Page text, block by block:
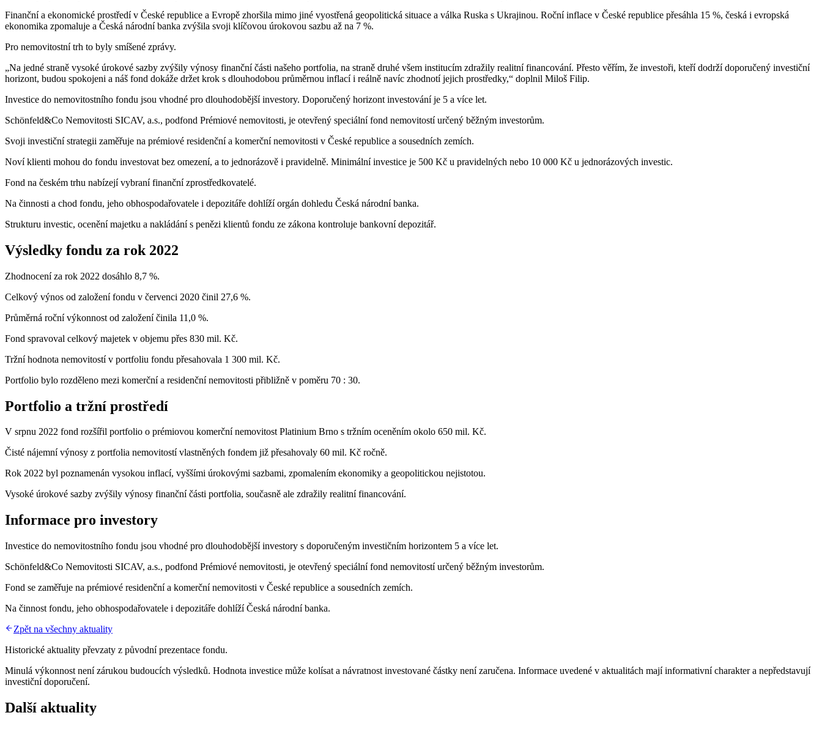
Finanční a ekonomické prostředí v České republice a Evropě zhoršila mimo jiné vyostřená geopolitická situace a válka Ruska s Ukrajinou. Roční inflace v České republice přesáhla 15 %, česká i evropská
ekonomika zpomaluje a Česká národní banka zvýšila svoji klíčovou úrokovou sazbu až na 7 %.
Pro nemovitostní trh to byly smíšené zprávy.
„Na jedné straně vysoké úrokové sazby zvýšily výnosy finanční části našeho portfolia, na straně druhé všem institucím zdražily realitní financování. Přesto věřím, že investoři, kteří dodrží doporučený investiční
horizont, budou spokojeni a náš fond dokáže držet krok s dlouhodobou průměrnou inflací i reálně navíc zhodnotí jejich prostředky,“ doplnil Miloš Filip.
Investice do nemovitostního fondu jsou vhodné pro dlouhodobější investory. Doporučený horizont investování je 5 a více let.
Schönfeld&Co Nemovitosti SICAV, a.s., podfond Prémiové nemovitosti, je otevřený speciální fond nemovitostí určený běžným investorům.
Svoji investiční strategii zaměřuje na prémiové residenční a komerční nemovitosti v České republice a sousedních zemích.
Noví klienti mohou do fondu investovat bez omezení, a to jednorázově i pravidelně. Minimální investice je 500 Kč u pravidelných nebo 10 000 Kč u jednorázových investic.
Fond na českém trhu nabízejí vybraní finanční zprostředkovatelé.
Na činnosti a chod fondu, jeho obhospodařovatele i depozitáře dohlíží orgán dohledu Česká národní banka.
Strukturu investic, ocenění majetku a nakládání s penězi klientů fondu ze zákona kontroluje bankovní depozitář.
Výsledky fondu za rok 2022
Zhodnocení za rok 2022 dosáhlo 8,7 %.
Celkový výnos od založení fondu v červenci 2020 činil 27,6 %.
Průměrná roční výkonnost od založení činila 11,0 %.
Fond spravoval celkový majetek v objemu přes 830 mil. Kč.
Tržní hodnota nemovitostí v portfoliu fondu přesahovala 1 300 mil. Kč.
Portfolio bylo rozděleno mezi komerční a residenční nemovitosti přibližně v poměru 70 : 30.
Portfolio a tržní prostředí
V srpnu 2022 fond rozšířil portfolio o prémiovou komerční nemovitost Platinium Brno s tržním oceněním okolo 650 mil. Kč.
Čisté nájemní výnosy z portfolia nemovitostí vlastněných fondem již přesahovaly 60 mil. Kč ročně.
Rok 2022 byl poznamenán vysokou inflací, vyššími úrokovými sazbami, zpomalením ekonomiky a geopolitickou nejistotou.
Vysoké úrokové sazby zvýšily výnosy finanční části portfolia, současně ale zdražily realitní financování.
Informace pro investory
Investice do nemovitostního fondu jsou vhodné pro dlouhodobější investory s doporučeným investičním horizontem 5 a více let.
Schönfeld&Co Nemovitosti SICAV, a.s., podfond Prémiové nemovitosti, je otevřený speciální fond nemovitostí určený běžným investorům.
Fond se zaměřuje na prémiové residenční a komerční nemovitosti v České republice a sousedních zemích.
Na činnost fondu, jeho obhospodařovatele i depozitáře dohlíží Česká národní banka.
Zpět na všechny aktuality
Historické aktuality převzaty z původní prezentace fondu.
Minulá výkonnost není zárukou budoucích výsledků. Hodnota investice může kolísat a návratnost investované částky není zaručena. Informace uvedené v aktualitách mají informativní charakter a nepředstavují
investiční doporučení.
Další aktuality